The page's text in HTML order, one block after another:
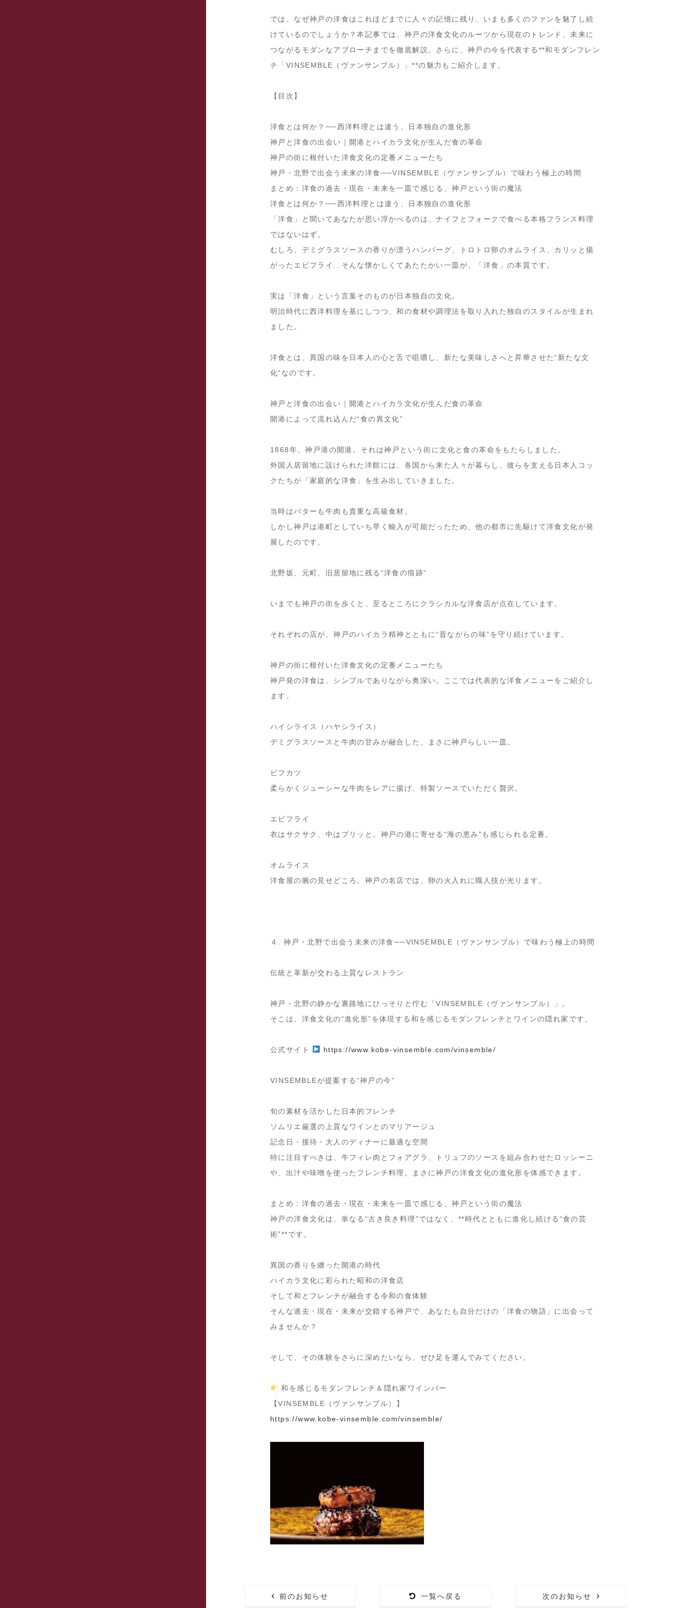
では、なぜ神戸の洋食はこれほどまでに人々の記憶に残り、いまも多くのファンを魅了し続
けているのでしょうか？本記事では、 神戸の洋食文化のルーツから現在のトレンド、未来に
つながるモダンなアプローチ までを徹底解説。さらに、神戸の今を代表する**和モダンフレン
チ「VINSEMBLE（ヴァンサンブル）」**の魅力もご紹介します。
【目次】
洋食とは何か？──西洋料理とは違う、日本独自の進化形
神戸と洋食の出会い｜開港とハイカラ文化が生んだ食の革命
神戸の街に根付いた洋食文化の定番メニューたち
神戸・北野で出会う未来の洋食──VINSEMBLE（ヴァンサンブル）で味わう極上の時間
まとめ：洋食の過去・現在・未来を一皿で感じる、神戸という街の魔法
洋食とは何か？──西洋料理とは違う、日本独自の進化形
「洋食」と聞いてあなたが思い浮かべるのは、ナイフとフォークで食べる本格フランス料理
ではないはず。
むしろ、デミグラスソースの香りが漂うハンバーグ、トロトロ卵のオムライス、カリッと揚
がったエビフライ…そんな懐かしくてあたたかい一皿 が、「洋食」の本質です。
実は「洋食」という言葉そのものが日本独自の文化。
明治時代に西洋料理を基にしつつ、和の食材や調理法を取り入れた独自のスタイルが生まれ
ました。
洋食とは、異国の味を日本人の心と舌で咀嚼し、新たな美味しさへと昇華させた“新たな文
化”なのです。
神戸と洋食の出会い｜開港とハイカラ文化が生んだ食の革命
開港によって流れ込んだ“食の異文化”
1868年、神戸港の開港。それは神戸という街に文化と食の革命をもたらしました。
外国人居留地に設けられた洋館には、各国から来た人々が暮らし、彼らを支える日本人コッ
クたちが「家庭的な洋食」を生み出していきました。
当時はバターも牛肉も貴重な高級食材。
しかし神戸は港町としていち早く輸入が可能だったため、他の都市に先駆けて洋食文化が発
展 したのです。
北野坂、元町、旧居留地に残る“洋食の痕跡”
いまでも神戸の街を歩くと、至るところに クラシカルな洋食店が点在しています。
それぞれの店が、神戸のハイカラ精神とともに“昔ながらの味”を守り続けています。
神戸の街に根付いた洋食文化の定番メニューたち
神戸発の洋食は、シンプルでありながら奥深い。ここでは代表的な洋食メニューをご紹介し
ます。
ハイシライス（ハヤシライス）
デミグラスソースと牛肉の甘みが融合した、まさに神戸らしい一皿。
ビフカツ
柔らかくジューシーな牛肉をレアに揚げ、特製ソースでいただく贅沢。
エビフライ
衣はサクサク、中はプリッと。神戸の港に寄せる“海の恵み”も感じられる定番。
オムライス
洋食屋の腕の見せどころ。神戸の名店では、卵の火入れに職人技が光ります。
４. 神戸・北野で出会う未来の洋食──VINSEMBLE（ヴァンサンブル）で味わう極上の時間
伝統と革新が交わる上質なレストラン
神戸・北野の静かな裏路地にひっそりと佇む「VINSEMBLE（ヴァンサンブル）
」。
そこは、洋食文化の“進化形”を体現する 和を感じるモダンフレンチとワインの隠れ家 です。
公式サイト https://www.kobe-vinsemble.com/vinsemble/
VINSEMBLEが提案する“神戸の今”
旬の素材を活かした日本的フレンチ
ソムリエ厳選の上質なワインとのマリアージュ
記念日・接待・大人のディナーに最適な空間
特に注目すべきは、牛フィレ肉とフォアグラ、トリュフのソースを組み合わせたロッシーニ
や、出汁や味噌を使ったフレンチ料理。
まさに神戸の洋食文化の進化形を体感できます。
まとめ：洋食の過去・現在・未来を一皿で感じる、神戸という街の魔法
神戸の洋食文化は、単なる“古き良き料理”ではなく、**時代とともに進化し続ける“食の芸
術”**です。
異国の香りを纏った開港の時代
ハイカラ文化に彩られた昭和の洋食店
そして和とフレンチが融合する令和の食体験
そんな過去・現在・未来が交錯する神戸で、あなたも自分だけの「洋食の物語」に出会って
みませんか？
そして、その体験をさらに深めたいなら、ぜひ足を運んでみてください。
和を感じるモダンフレンチ＆隠れ家ワインバー
【VINSEMBLE（ヴァンサンブル）】
https://www.kobe-vinsemble.com/vinsemble/
前のお知らせ 一覧へ戻る 次のお知らせ